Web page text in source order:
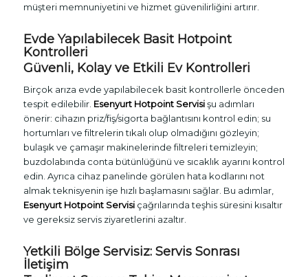
müşteri memnuniyetini ve hizmet güvenilirliğini artırır.
Evde Yapılabilecek Basit Hotpoint
Kontrolleri
Güvenli, Kolay ve Etkili Ev Kontrolleri
Birçok arıza evde yapılabilecek basit kontrollerle önceden
tespit edilebilir. Esenyurt Hotpoint Servisişu adımları
önerir: cihazın priz/fiş/sigorta bağlantısını kontrol edin; su
hortumları ve filtrelerin tıkalı olup olmadığını gözleyin;
bulaşık ve çamaşır makinelerinde filtreleri temizleyin;
buzdolabında conta bütünlüğünü ve sıcaklık ayarını kontrol
edin. Ayrıca cihaz panelinde görülen hata kodlarını not
almak teknisyenin işe hızlı başlamasını sağlar. Bu adımlar,
Esenyurt Hotpoint Servisiçağrılarında teşhis süresini kısaltır
ve gereksiz servis ziyaretlerini azaltır.
Yetkili Bölge Servisiz: Servis Sonrası
İletişim